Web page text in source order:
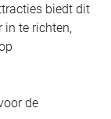
biedt dit
te richten,
de